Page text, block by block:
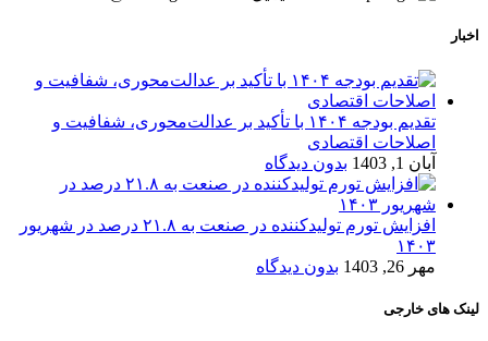
اخبار
تقدیم بودجه ۱۴۰۴ با تأکید بر عدالت‌محوری، شفافیت و
اصلاحات اقتصادی
آبان 1, 1403
بدون دیدگاه
افزایش تورم تولیدکننده در صنعت به ۲۱.۸ درصد در شهریور
۱۴۰۳
مهر 26, 1403
بدون دیدگاه
لینک های خارجی